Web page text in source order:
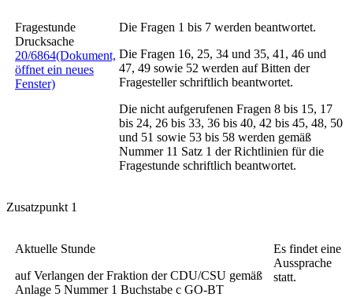
Fragestunde
Drucksache
20/6864(Dokument,
öffnet ein neues
Fenster)
Die Fragen 1 bis 7 werden beantwortet.
Die Fragen 16, 25, 34 und 35, 41, 46 und
47, 49 sowie 52 werden auf Bitten der
Fragesteller schriftlich beantwortet.
Die nicht aufgerufenen Fragen 8 bis 15, 17
bis 24, 26 bis 33, 36 bis 40, 42 bis 45, 48, 50
und 51 sowie 53 bis 58 werden gemäß
Nummer 11 Satz 1 der Richtlinien für die
Fragestunde schriftlich beantwortet.
Zusatzpunkt 1
Aktuelle Stunde
auf Verlangen der Fraktion der CDU/CSU gemäß
Anlage 5 Nummer 1 Buchstabe c GO-BT
Es findet eine
Aussprache
statt.